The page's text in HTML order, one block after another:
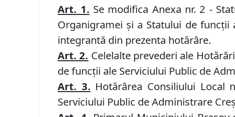
Art. 1. Se modifica Anexa nr. 2 -
Organigramei şi a Statului de funcţii
integrantă din prezenta hotărâre.
Art. 2. Celelalte prevederi ale
de funcţii ale Serviciului Public de
Art. 3. Hotărârea Consiliului
Serviciului Public de Administrare